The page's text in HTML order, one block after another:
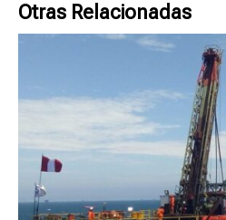
Otras Relacionadas